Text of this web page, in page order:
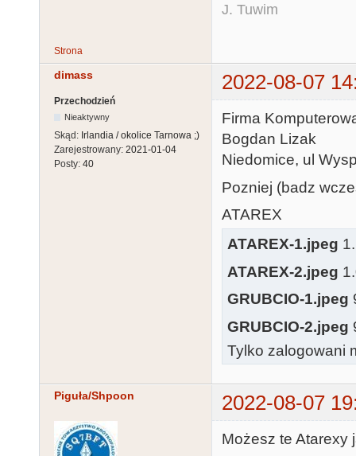
J. Tuwim
Strona
dimass 2022-08-07
Przechodzień
Nieaktywny
Skąd: Irlandia / okolice Tarnowa ;)
Zarejestrowany: 2021-01-04
Posty: 40
Firma
Bogdan Lizak
Niedomice, ul
Pozniej (badz
ATAREX
ATAREX-1.jpeg
ATAREX-2.jpeg
GRUBCIO-1.jpeg
GRUBCIO-2.jpeg
Tylko zalogowani
Piguła/Shpoon 2022-08-07
Możesz te Atarexy